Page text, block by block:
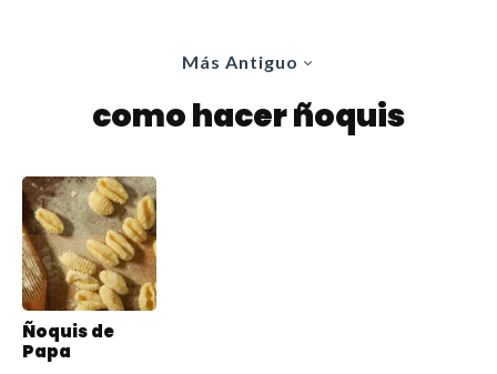
Más Antiguo
como hacer ñoquis
Ñoquis de
Papa